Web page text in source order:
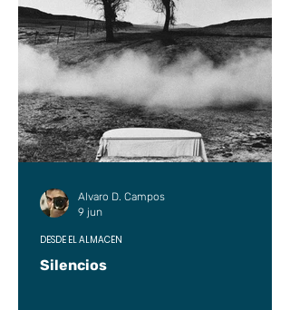
Silencios
DESDE EL ALMACÉN
Alvaro D. Campos
9 jun